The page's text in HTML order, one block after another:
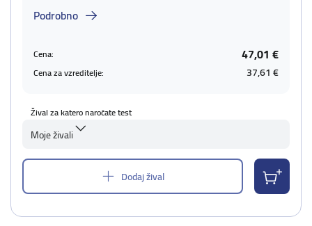
Podrobno
Cena: 47,01 €
Cena za vzreditelje: 37,61 €
Žival za katero naročate test
Moje živali
Dodaj žival